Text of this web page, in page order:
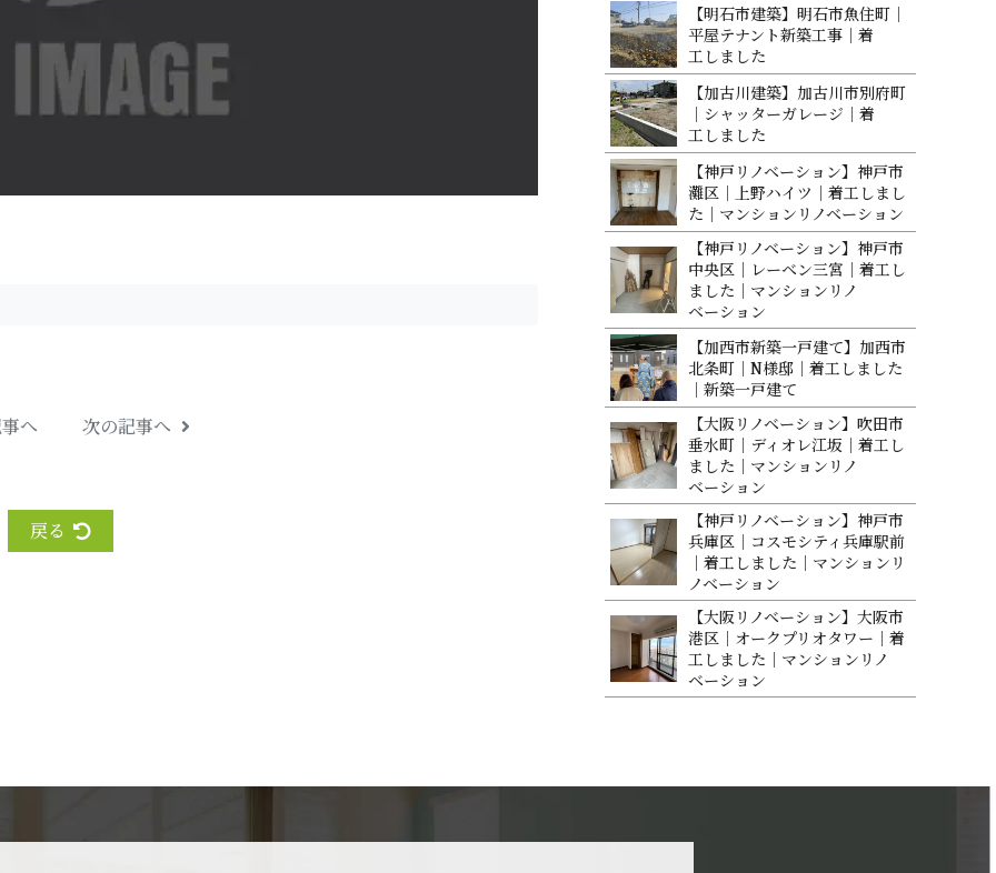
へ 次の記事へ
戻る
【明石市建築】明石市魚住町｜
平屋テナント新築工事｜着
工 し ま し た
【加古川建築】加古川市別府町
｜シャッターガレージ｜着
工 し ま し た
【神戸リノベーション】神戸市
灘区｜上野ハイツ｜着工しまし
た｜マンションリノベ ー シ ョ ン
【神戸リノベーション】神戸市
中央区｜レーベン三宮｜着工し
ました｜マンションリノ
ベ ー シ ョ ン
【加西市新築一戸建て】加西市
北条町｜N様邸｜着工しました
｜新築 一 戸 建 て
【大阪リノベーション】吹田市
垂水町｜ディオレ江坂｜着工し
ました｜マンションリノ
ベ ー シ ョ ン
【神戸リノベーション】神戸市
兵庫区｜コスモシティ兵庫駅前
｜着工しました｜マンションリ
ノベ ー シ ョ ン
【大阪リノベーション】大阪市
港区｜オークプリオタワー｜着
工しました｜マンションリノ
ベ ー シ ョ ン